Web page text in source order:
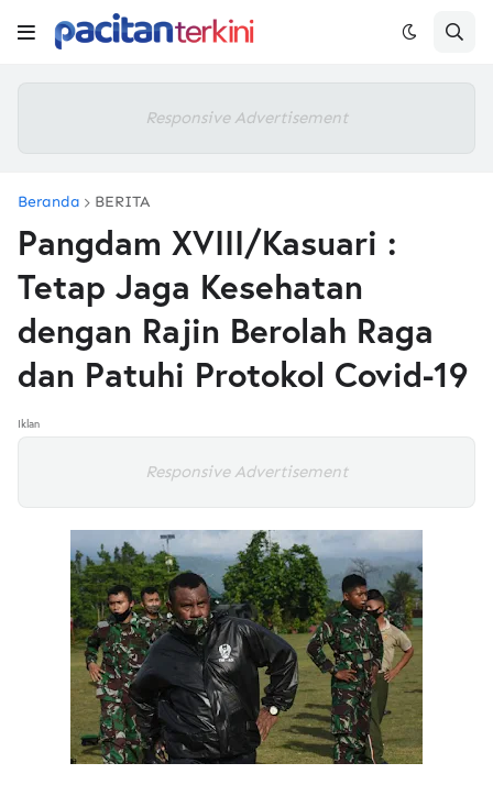
Responsive Advertisement
Beranda BERITA
Pangdam XVIII/Kasuari :
Tetap Jaga Kesehatan
dengan Rajin Berolah Raga
dan Patuhi Protokol Covid-19
Iklan
Responsive Advertisement